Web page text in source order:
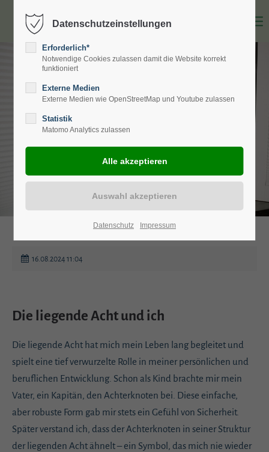
16.08.2024 11:04
Die liegende Acht und ich
Die liegende Acht hat mich mein Leben lang begleitet und
spielt eine tief verwurzelte Rolle in meiner persönlichen und
beruflichen Entwicklung. Schon als Kind brachte mir mein
Vater, ein Kapitän, den Achterknoten bei. Diese einfache,
aber robuste Form gab mir stets ein Gefühl von Sicherheit.
Später verstand ich, dass der Achterknoten in seiner Struktur
der liegenden Acht ähnelt – ein Symbol, das mich nie wieder
Datenschutzeinstellungen
Erforderlich*
Notwendige Cookies zulassen damit die Website korrekt
funktioniert
Externe Medien
Externe Medien wie OpenStreetMap und Youtube zulassen
Statistik
Matomo Analytics zulassen
Datenschutz Impressum